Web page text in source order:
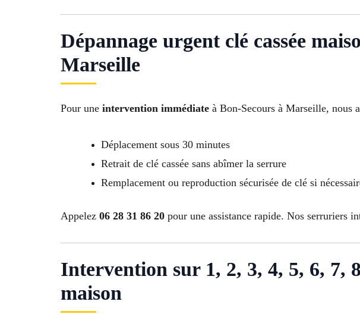
Dépannage urgent clé cassée
Marseille
Pour une intervention immédiate à Bon-Secours à Marseille, nous
Déplacement sous 30 minutes
Retrait de clé cassée sans abîmer la serrure
Remplacement ou reproduction sécurisée de clé si
Appelez 06 28 31 86 20 pour une assistance rapide. Nos serruriers
Intervention sur 1, 2, 3, 4, 5, 6, 7,
maison